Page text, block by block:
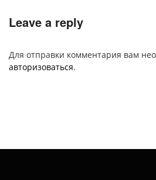
Leave a reply
Для отправки комментария вам
авторизоваться.